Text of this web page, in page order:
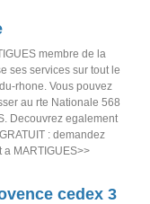
membre de la
ses services sur tout le
rhone. Vous pouvez
au rte Nationale 568
Decouvrez egalement
: demandez
MARTIGUES>>
cedex 3